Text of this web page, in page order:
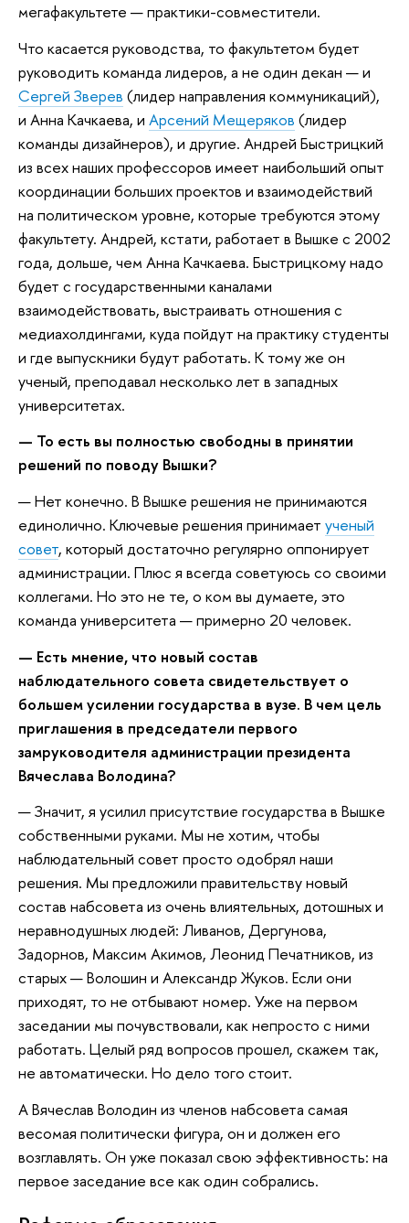
мегафакультете — практики-совместители.
Что касается руководства, то факультетом будет
руководить команда лидеров, а не один декан — и
Сергей Зверев (лидер направления коммуникаций),
и Анна Качкаева, и Арсений Мещеряков (лидер
команды дизайнеров), и другие. Андрей Быстрицкий
из всех наших профессоров имеет наибольший опыт
координации больших проектов и взаимодействий
на политическом уровне, которые требуются этому
факультету. Андрей, кстати, работает в Вышке с 2002
года, дольше, чем Анна Качкаева. Быстрицкому надо
будет с государственными каналами
взаимодействовать, выстраивать отношения с
медиахолдингами, куда пойдут на практику студенты
и где выпускники будут работать. К тому же он
ученый, преподавал несколько лет в западных
университетах.
— То есть вы полностью свободны в принятии
решений по поводу Вышки?
— Нет конечно. В Вышке решения не принимаются
единолично. Ключевые решения принимает ученый
совет, который достаточно регулярно оппонирует
администрации. Плюс я всегда советуюсь со своими
коллегами. Но это не те, о ком вы думаете, это
команда университета — примерно 20 человек.
— Есть мнение, что новый состав
наблюдательного совета свидетельствует о
большем усилении государства в вузе. В чем цель
приглашения в председатели первого
замруководителя администрации президента
Вячеслава Володина?
— Значит, я усилил присутствие государства в Вышке
собственными руками. Мы не хотим, чтобы
наблюдательный совет просто одобрял наши
решения. Мы предложили правительству новый
состав набсовета из очень влиятельных, дотошных и
неравнодушных людей: Ливанов, Дергунова,
Задорнов, Максим Акимов, Леонид Печатников, из
старых — Волошин и Александр Жуков. Если они
приходят, то не отбывают номер. Уже на первом
заседании мы почувствовали, как непросто с ними
работать. Целый ряд вопросов прошел, скажем так,
не автоматически. Но дело того стоит.
А Вячеслав Володин из членов набсовета самая
весомая политически фигура, он и должен его
возглавлять. Он уже показал свою эффективность: на
первое заседание все как один собрались.